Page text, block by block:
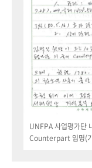
UNFPA 사업평가단
Counterpart 임명(